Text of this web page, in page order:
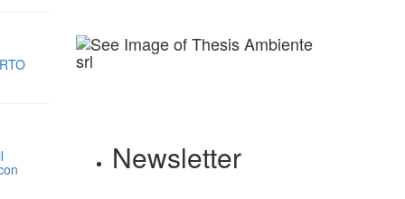
Newsletter